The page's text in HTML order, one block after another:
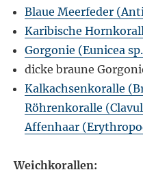
Blaue Meerfeder
Karibische
Gorgonie (Eunicea
dicke braune
Kalkachsenkoralle
Röhrenkoralle
Affenhaar
Weichkorallen: